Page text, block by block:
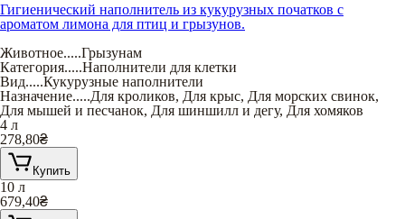
Гигиенический наполнитель из кукурузных початков с
ароматом лимона для птиц и грызунов.
Животное.....Грызунам
Категория.....Наполнители для клетки
Вид.....Кукурузные наполнители
Назначение.....Для кроликов, Для крыс, Для морских свинок,
Для мышей и песчанок, Для шиншилл и дегу, Для хомяков
4 л
278,80₴
Купить
10 л
679,40₴